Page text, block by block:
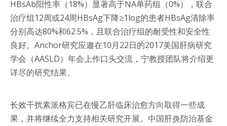
HBsAb阳性率（18%）显著高于NA单药组（0%），联合
治疗组12周或24周HBsAg下降≥1log的患者HBsAg清除率
分别高达80%和62.5%，且联合治疗组的耐受性和安全性
良好。Anchor研究应邀在10月22日的2017美国肝病研究
学会（AASLD）年会上作口头交流，宁教授团队将介绍更
详尽的研究结果。
长效干扰素派格宾已在慢乙肝临床治愈方向取得一些成
果，并将继续全力支持相关研究开展。中国肝炎防治基金